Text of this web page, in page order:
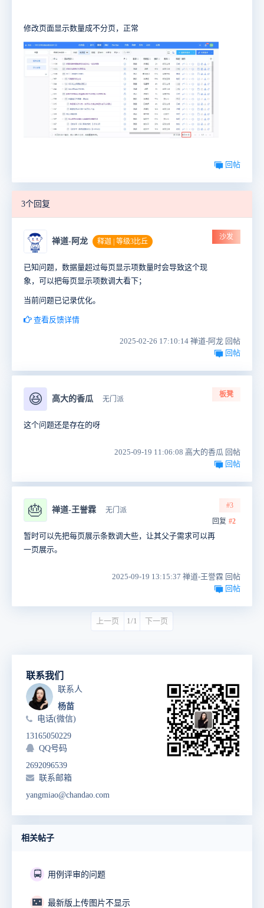
修改页面显示数量成不分页，正常
回帖
3个回复
禅道-阿龙 释迦 | 等级3比丘
沙发
已知问题，数据量超过每页显示项数量时会导致这个现
象，可以把每页显示项数调大看下；
当前问题已记录优化。
查看反馈详情
2025-02-26 17:10:14 禅道-阿龙 回帖
回帖
😆 高大的香瓜 无门派
板凳
这个问题还是存在的呀
2025-09-19 11:06:08 高大的香瓜 回帖
回帖
🎂 禅道-王誉霖 无门派
#3
回复 #2
暂时可以先把每页展示条数调大些，让其父子需求可以再
一页展示。
2025-09-19 13:15:37 禅道-王誉霖 回帖
回帖
上一页 1/1 下一页
联系我们
联系人
杨苗
电话(微信)
13165050229
QQ号码
2692096539
联系邮箱
yangmiao@chandao.com
相关帖子
🚍 用例评审的问题
🌃 最新版上传图片不显示